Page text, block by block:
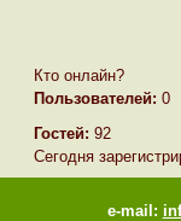
Кто онлайн?
Пользователей: 0
Гостей: 92
Сегодня
e-mail: